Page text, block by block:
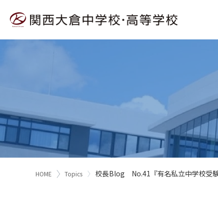
HOME Topics 校長Blog No.41『有名私立中学校受